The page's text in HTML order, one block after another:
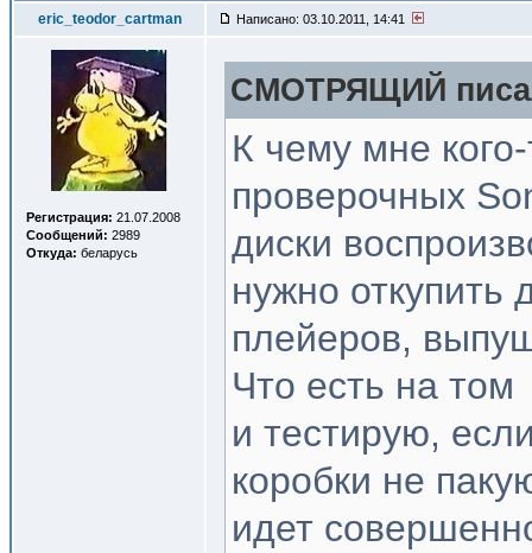
eric_teodor_cartman Написано: 03.10.2011, 14:41
Регистрация: 21.07.2008
Сообщений: 2989
Откуда: беларусь
СМОТРЯЩИЙ
К чему мне
проверочных
диски
нужно откупить
плейеров,
Что есть на том
и тестирую,
коробки не
идет